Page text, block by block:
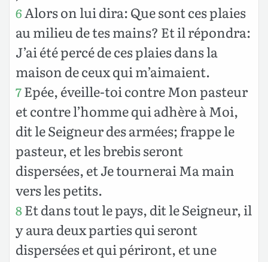
6Alors on lui dira: Que sont ces plaies
au milieu de tes mains? Et il répondra:
J’ai été percé de ces plaies dans la
maison de ceux qui m’aimaient.
7Epée, éveille-toi contre Mon pasteur
et contre l’homme qui adhère à Moi,
dit le Seigneur des armées; frappe le
pasteur, et les brebis seront
dispersées, et Je tournerai Ma main
vers les petits.
8Et dans tout le pays, dit le Seigneur, il
y aura deux parties qui seront
dispersées et qui périront, et une